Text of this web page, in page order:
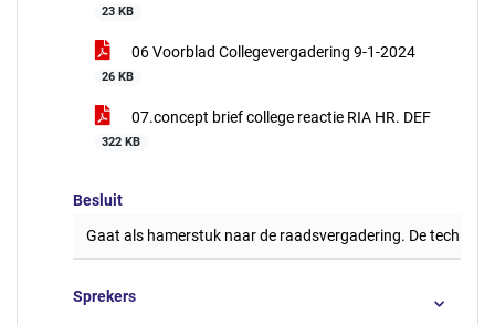
23 KB
06 Voorblad Collegevergadering 9-1-2024
26 KB
07.concept brief college reactie RIA HR. DEF
322 KB
Besluit
Gaat als hamerstuk naar de raadsvergadering. De
Sprekers